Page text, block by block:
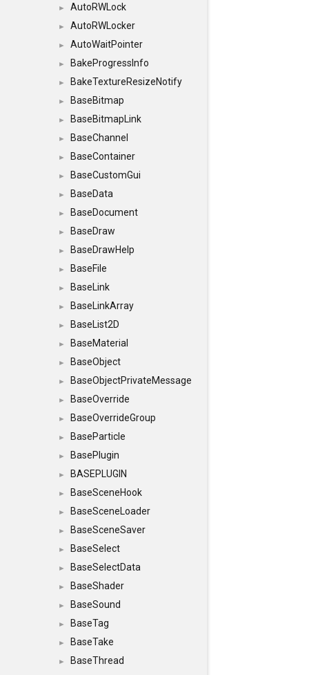
► AutoRWLock
► AutoRWLocker
► AutoWaitPointer
► BakeProgressInfo
► BakeTextureResizeNotify
► BaseBitmap
► BaseBitmapLink
► BaseChannel
► BaseContainer
► BaseCustomGui
► BaseData
► BaseDocument
► BaseDraw
► BaseDrawHelp
► BaseFile
► BaseLink
► BaseLinkArray
► BaseList2D
► BaseMaterial
► BaseObject
► BaseObjectPrivateMessage
► BaseOverride
► BaseOverrideGroup
► BaseParticle
► BasePlugin
► BASEPLUGIN
► BaseSceneHook
► BaseSceneLoader
► BaseSceneSaver
► BaseSelect
► BaseSelectData
► BaseShader
► BaseSound
► BaseTag
► BaseTake
►
BaseThread